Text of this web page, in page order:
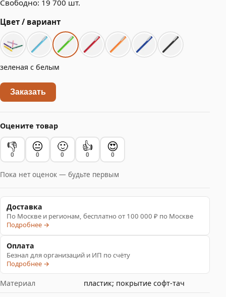
Свободно: 19 700 шт.
Цвет / вариант
зеленая с белым
Заказать
Оцените товар
👎
0
😐
0
🙂
0
👍
0
😍
0
Пока нет оценок — будьте первым
Доставка
По Москве и регионам, бесплатно от 100 000 ₽ по Москве
Подробнее →
Оплата
Безнал для организаций и ИП по счёту
Подробнее →
Материал
пластик; покрытие софт-тач